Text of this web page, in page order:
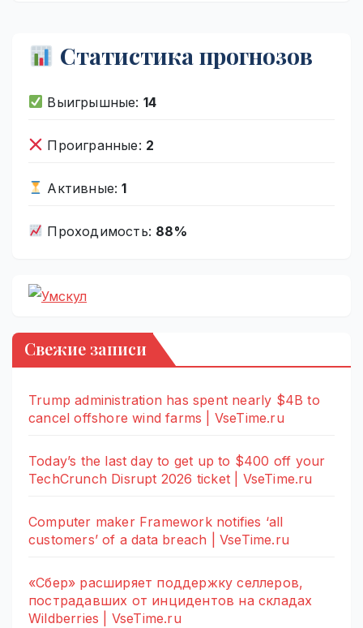
Статистика прогнозов
Выигрышные: 14
Проигранные: 2
Активные:1
Проходимость: 88%
Свежие записи
Trump administration has spent nearly $4B to
cancel offshore wind farms | VseTime.ru
Today’s the last day to get up to $400 off your
TechCrunch Disrupt 2026 ticket | VseTime.ru
Computer maker Framework notifies ‘all
customers’ of a data breach | VseTime.ru
«Сбер» расширяет поддержку селлеров,
пострадавших от инцидентов на складах
Wildberries | VseTime.ru